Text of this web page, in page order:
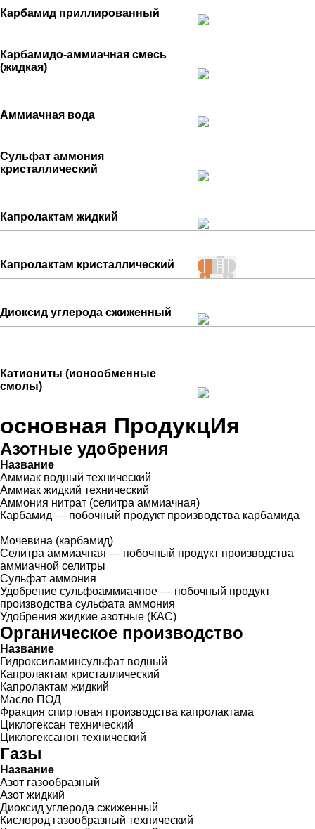
Карбамид приллированный
Карбамидо-аммиачная смесь
(жидкая)
Аммиачная вода
Сульфат аммония
кристаллический
Капролактам жидкий
Капролактам кристаллический
Диоксид углерода сжиженный
Катиониты (ионообменные
смолы)
основная ПродукцИя
Азотные удобрения
Название
Аммиак водный технический
Аммиак жидкий технический
Аммония нитрат (селитра аммиачная)
Карбамид — побочный продукт производства карбамида
Мочевина (карбамид)
Селитра аммиачная — побочный продукт производства
аммиачной селитры
Сульфат аммония
Удобрение сульфоаммиачное — побочный продукт
производства сульфата аммония
Удобрения жидкие азотные (КАС)
Органическое производство
Название
Гидроксиламинсульфат водный
Капролактам кристаллический
Капролактам жидкий
Масло ПОД
Фракция спиртовая производства капролактама
Циклогексан технический
Циклогексанон технический
Газы
Название
Азот газообразный
Азот жидкий
Диоксид углерода сжиженный
Кислород газообразный технический